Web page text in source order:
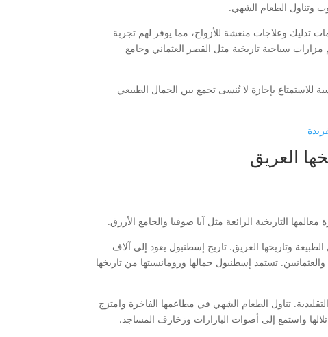
وتناول الطعام الشهي.
تدليك وعلاجات منعشة للأزواج، مما يوفر لهم تجربة
سياحية تاريخية مثل القصر العثماني وجامع
للاستمتاع بإجازة لا تُنسى تجمع بين الجمال الطبيعي
العريق
التاريخية الرائعة مثل آيا صوفيا والجامع الأزرق.
وتاريخها العريق. تاريخ إسطنبول يعود إلى آلاف
تستمد إسطنبول جمالها ورومانسيتها من تاريخها
تناول الطعام الشهي في مطاعمها الفاخرة وامتزج
واستمع إلى أصوات البازارات وزخارف المساجد.